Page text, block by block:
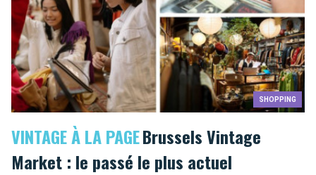
SHOPPING
VINTAGE À LA PAGEBrussels Vintage
Market : le passé le plus actuel